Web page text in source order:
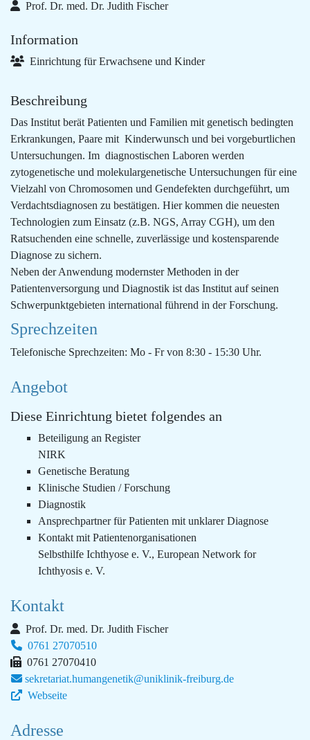
Prof. Dr. med. Dr. Judith Fischer
Information
Einrichtung für Erwachsene und Kinder
Beschreibung
Das Institut berät Patienten und Familien mit genetisch bedingten
Erkrankungen, Paare mit Kinderwunsch und bei vorgeburtlichen
Untersuchungen. Im diagnostischen Laboren werden
zytogenetische und molekulargenetische Untersuchungen für eine
Vielzahl von Chromosomen und Gendefekten durchgeführt, um
Verdachtsdiagnosen zu bestätigen. Hier kommen die neuesten
Technologien zum Einsatz (z.B. NGS, Array CGH), um den
Ratsuchenden eine schnelle, zuverlässige und kostensparende
Diagnose zu sichern.
Neben der Anwendung modernster Methoden in der
Patientenversorgung und Diagnostik ist das Institut auf seinen
Schwerpunktgebieten international führend in der Forschung.
Sprechzeiten
Telefonische Sprechzeiten: Mo - Fr von 8:30 - 15:30 Uhr.
Angebot
Diese Einrichtung bietet folgendes an
Beteiligung an Register
NIRK
Genetische Beratung
Klinische Studien / Forschung
Diagnostik
Ansprechpartner für Patienten mit unklarer Diagnose
Kontakt mit Patientenorganisationen
Selbsthilfe Ichthyose e. V., European Network for
Ichthyosis e. V.
Kontakt
Prof. Dr. med. Dr. Judith Fischer
0761 27070510
0761 27070410
sekretariat.humangenetik@uniklinik-freiburg.de
Webseite
Adresse